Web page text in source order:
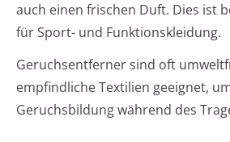
auch einen frischen Duft. Dies ist
für Sport- und Funktionskleidung.
Geruchsentferner sind oft
empfindliche Textilien geeignet,
Geruchsbildung während des